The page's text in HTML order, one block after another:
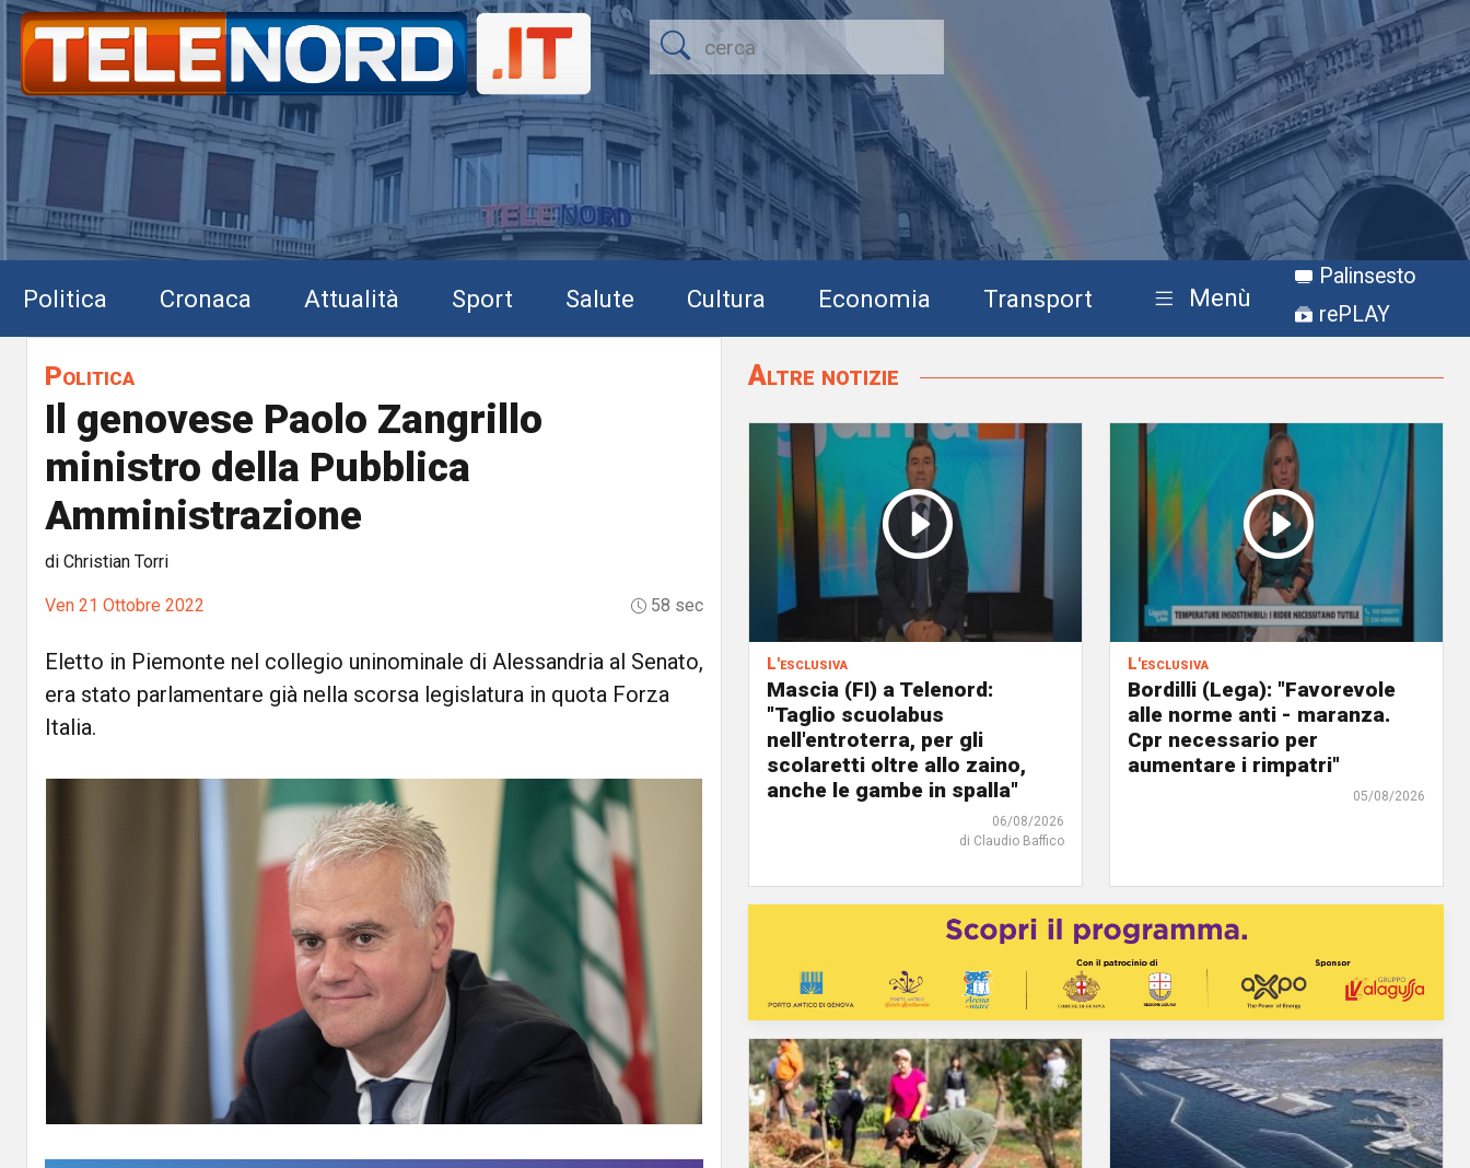
Politica Cronaca Attualità Sport Salute Cultura Economia Transport Menù
Palinsesto
rePLAY
Politica
Il genovese Paolo Zangrillo
ministro della Pubblica
Amministrazione
di Christian Torri
Ven 21 Ottobre 2022 58 sec
Eletto in Piemonte nel collegio uninominale di Alessandria al Senato,
era stato parlamentare già nella scorsa legislatura in quota Forza
Italia.
Altre notizie
L'esclusiva
Mascia (FI) a Telenord:
"Taglio scuolabus
nell'entroterra, per gli
scolaretti oltre allo zaino,
anche le gambe in spalla"
06/08/2026
di Claudio Baffico
L'esclusiva
Bordilli (Lega): "Favorevole
alle norme anti - maranza.
Cpr necessario per
aumentare i rimpatri"
05/08/2026